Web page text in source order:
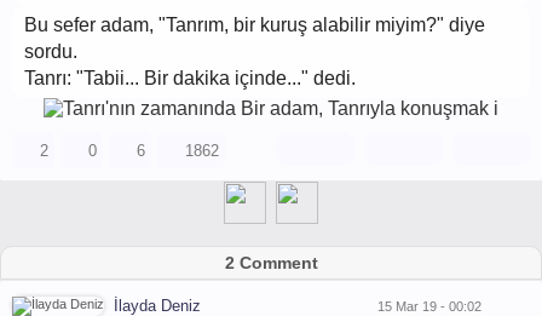
Bu sefer adam, "Tanrım, bir kuruş alabilir miyim?" diye
sordu.
Tanrı: "Tabii... Bir dakika içinde..." dedi.
2 0 6 1862
2 Comment
İlayda Deniz 15 Mar 19 - 00:02